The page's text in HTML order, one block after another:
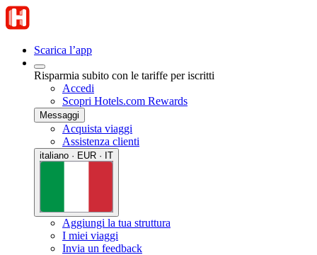
Scarica l’app
Risparmia subito con le tariffe per iscritti
Accedi
Scopri Hotels.com Rewards
Messaggi
Acquista viaggi
Assistenza clienti
italiano · EUR · IT
Aggiungi la tua struttura
I miei viaggi
Invia un feedback